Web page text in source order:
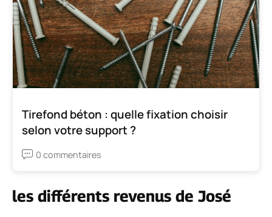
Tirefond béton : quelle fixation choisir
selon votre support ?
0 commentaires
les différents revenus de José